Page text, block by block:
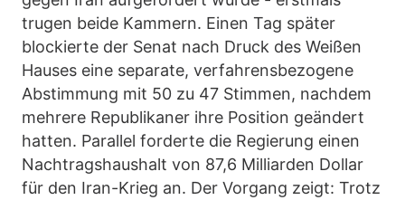
trugen beide Kammern. Einen Tag später
blockierte der Senat nach Druck des Weißen
Hauses eine separate, verfahrensbezogene
Abstimmung mit 50 zu 47 Stimmen, nachdem
mehrere Republikaner ihre Position geändert
hatten. Parallel forderte die Regierung einen
Nachtragshaushalt von 87,6 Milliarden Dollar
für den Iran-Krieg an. Der Vorgang zeigt: Trotz